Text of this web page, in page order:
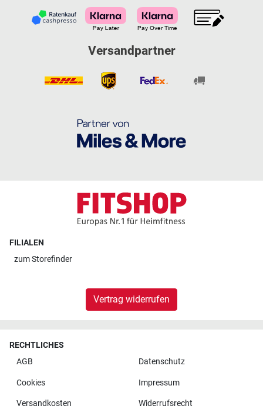
Versandpartner
FILIALEN
zumStorefinder
Vertrag widerrufen
RECHTLICHES
AGB
Datenschutz
Cookies Impressum
Versandkosten Widerrufsrecht